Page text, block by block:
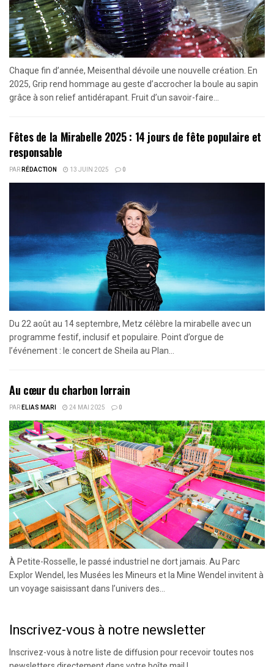
Chaque fin d’année, Meisenthal dévoile une nouvelle création. En
2025, Grip rend hommage au geste d’accrocher la boule au sapin
grâce à son relief antidérapant. Fruit d’un savoir-faire...
Fêtes de la Mirabelle 2025 : 14 jours de fête populaire et
responsable
PARRÉDACTION 13 JUIN 2025 0
Du 22 août au 14 septembre, Metz célèbre la mirabelle avec un
programme festif, inclusif et populaire. Point d’orgue de
l’événement : le concert de Sheila au Plan...
Au cœur du charbon lorrain
PARELIAS MARI 24 MAI 2025 0
À Petite-Rosselle, le passé industriel ne dort jamais. Au Parc
Explor Wendel, les Musées les Mineurs et la Mine Wendel invitent à
un voyage saisissant dans l’univers des...
Inscrivez-vous à notre newsletter
Inscrivez-vous à notre liste de diffusion pour recevoir toutes nos